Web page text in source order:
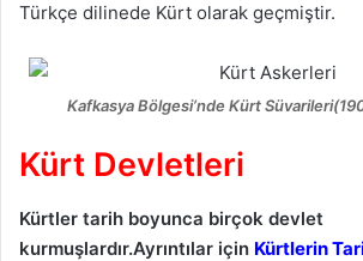
Türkçe dilinede Kürt olarak geçmiştir.
Kafkasya Bölgesi’nde Kürt
Kürt Devletleri
Kürtler tarih boyunca birçok devlet
kurmuşlardır.Ayrıntılar için Kürtlerin